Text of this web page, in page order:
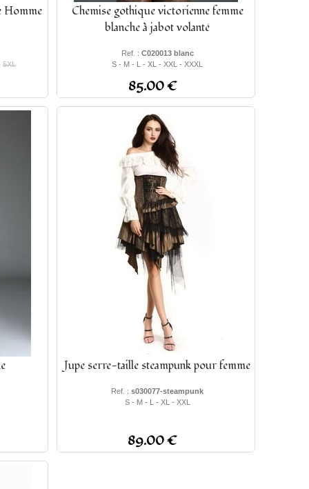
Homme
5XL
Chemise gothique victorienne femme
blanche à jabot volanté
Ref. : C020013 blanc
S - M - L - XL - XXL - XXXL
85.00 €
Jupe serre-taille steampunk pour femme
Ref. : s030077-steampunk
S - M - L - XL - XXL
89.00 €